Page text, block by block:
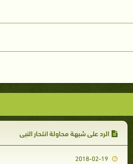
الرد على شبهة محاولة انتحار النبي
2018-02-19